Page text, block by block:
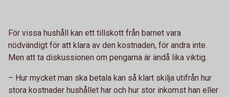
För vissa hushåll kan ett tillskott från barnet vara
nödvändigt för att klara av den kostnaden, för andra inte.
Men att ta diskussionen om pengarna är ändå lika viktig.
– Hur mycket man ska betala kan så klart skilja utifrån hur
stora kostnader hushållet har och hur stor inkomst han eller